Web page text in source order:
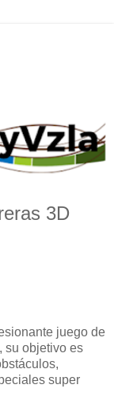
3D
juego de
su objetivo es
super